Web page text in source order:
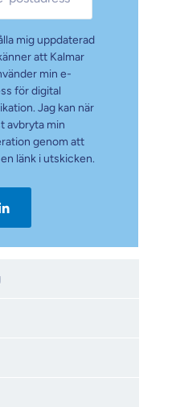
mig uppdaterad
att Kalmar
min e-
för digital
Jag kan när
avbryta min
genom att
länk i utskicken.